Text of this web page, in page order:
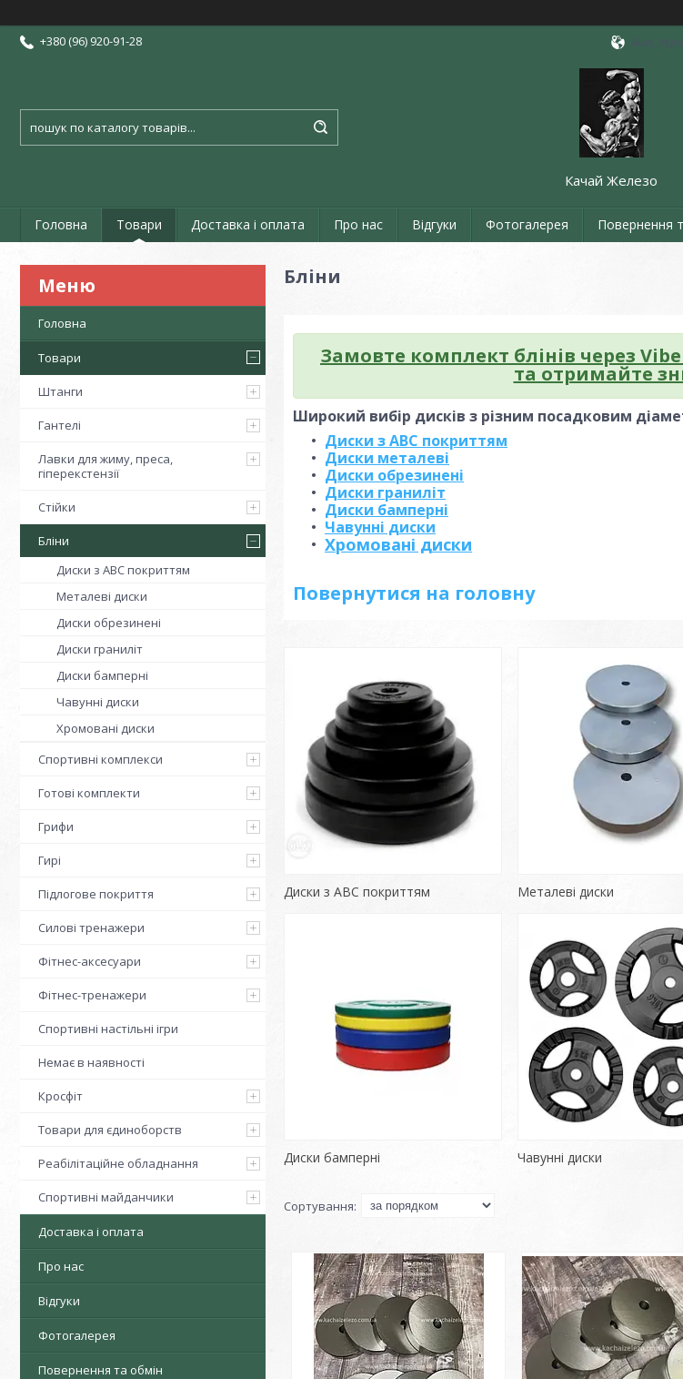
+380 (96) 920-91-28
Качай Железо
Головна Товари Доставка і оплата Про нас Відгуки Фотогалерея Повернення
Головна
Товари
Штанги
Гантелі
Лавки для жиму, преса,
гіперекстензії
Стійки
Бліни
Диски з АВС покриттям
Металеві диски
Диски обрезинені
Диски граниліт
Диски бамперні
Чавунні диски
Хромовані диски
Спортивні комплекси
Готові комплекти
Грифи
Гирі
Підлогове покриття
Силові тренажери
Фітнес-аксесуари
Фітнес-тренажери
Спортивні настільні ігри
Немає в наявності
Кросфіт
Товари для єдиноборств
Реабілітаційне обладнання
Спортивні майданчики
Доставка і оплата
Про нас
Відгуки
Фотогалерея
Повернення та обмін
Бліни
Замовте комплект блінів через
та отримайте
Широкий вибір дисків з різним посадковим
Диски з АВС покриттям
Диски металеві
Диски обрезинені
Диски граниліт
Диски бамперні
Чавунні диски
Хромовані диски
Повернутися на головну
Диски з АВС покриттям Металеві диски
Диски бамперні Чавунні диски